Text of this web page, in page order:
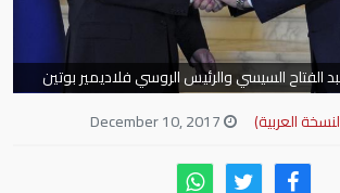
الفتاح السيسي والرئيس الروسي فلاديمير بوتين
العربية)